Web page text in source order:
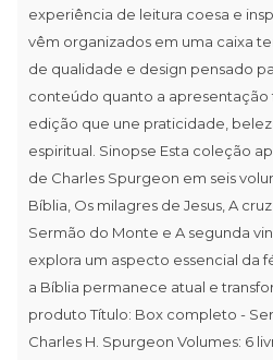
experiência de leitura coesa e
vêm organizados em uma caixa
de qualidade e design pensado
conteúdo quanto a apresentação
edição que une praticidade,
espiritual. Sinopse Esta coleção
de Charles Spurgeon em seis
Bíblia, Os milagres de Jesus, A
Sermão do Monte e A segunda
explora um aspecto essencial da
a Bíblia permanece atual e
produto Título: Box completo -
Charles H. Spurgeon Volumes: 6